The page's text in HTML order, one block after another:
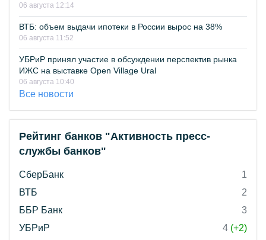
06 августа 12:14
ВТБ: объем выдачи ипотеки в России вырос на 38%
06 августа 11:52
УБРиР принял участие в обсуждении перспектив рынка
ИЖС на выставке Open Village Ural
06 августа 10:40
Все новости
Рейтинг банков "Активность пресс-
службы банков"
СберБанк
1
ВТБ
2
ББР Банк
3
УБРиР
4 (+2)